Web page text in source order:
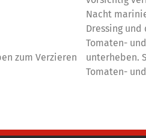
zum Verzieren
Nacht
Dressing
Tomaten-
unterheben.
Tomaten-